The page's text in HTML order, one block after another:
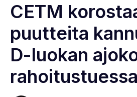
CETM
puutteita
D-luokan
rahoitustuessa